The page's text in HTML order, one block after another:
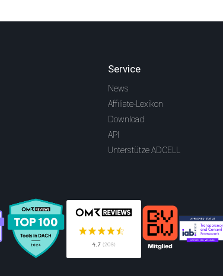
Service
News
Affiliate-Lexikon
Download
API
Unterstütze ADCELL